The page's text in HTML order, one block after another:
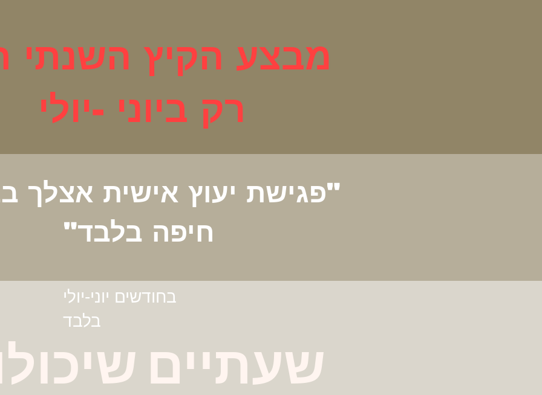
מבצע הקיץ השנתי
רק ביוני -יולי
"פגישת יעוץ אישית אצלך
חיפה בלבד"
שעתיים
בחודשים יוני-יולי
בלבד